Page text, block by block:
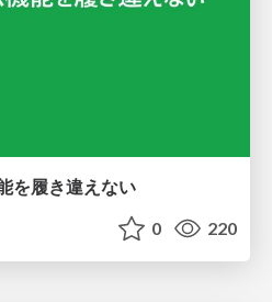
を履き違えない
0 220